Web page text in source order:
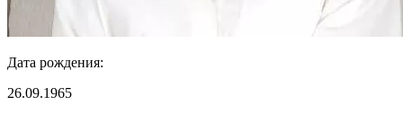
Дата рождения:
26.09.1965